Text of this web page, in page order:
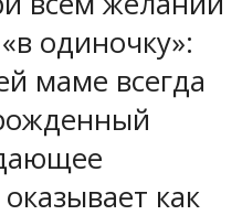
одиночку»:
маме всегда
как